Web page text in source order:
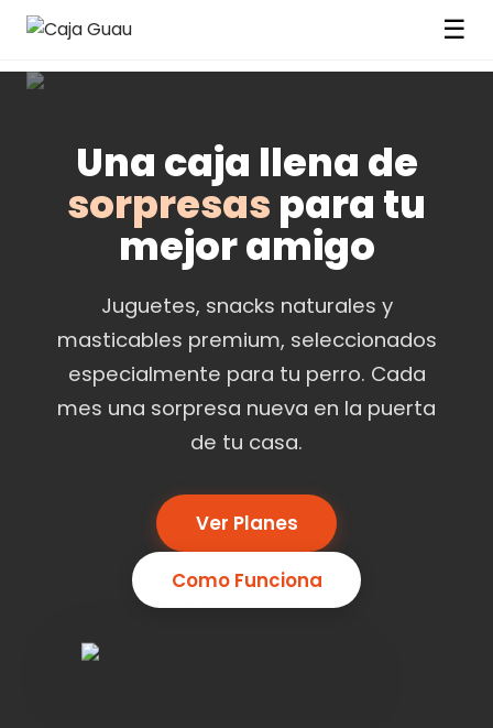
☰
Una caja llena de
sorpresas para tu
mejor amigo
Juguetes, snacks naturales y
masticables premium, seleccionados
especialmente para tu perro. Cada
mes una sorpresa nueva en la puerta
de tu casa.
Ver Planes
Como Funciona